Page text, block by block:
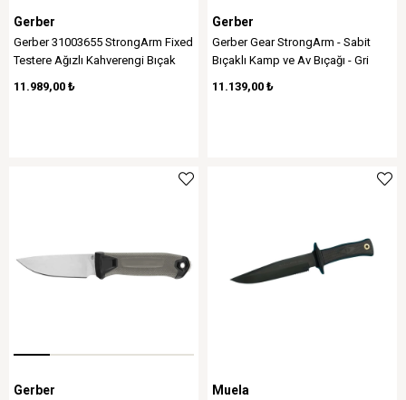
Gerber
Gerber 31003655 StrongArm Fixed
Testere Ağızlı Kahverengi Bıçak
11.989,00 ₺
Gerber
Gerber Gear StrongArm - Sabit
Bıçaklı Kamp ve Av Bıçağı - Gri
11.139,00 ₺
Gerber Muela